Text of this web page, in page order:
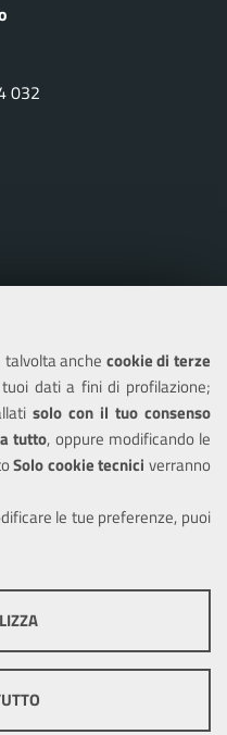
talvolta anche cookie di terze
dati a fini di profilazione;
solo con il tuo consenso
tutto, oppure modificando le
Solo cookie tecnici verranno
le tue preferenze, puoi
i tuoi dati e le tue
di marketing e profilazione, e
bisogno di acquisire il tuo
032